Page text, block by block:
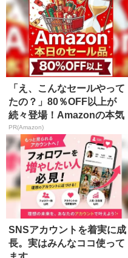
「え、こんなセールやって
たの？」80％OFF以上が
続々登場！Amazonの本気
が...
PR(Amazon)
SNSアカウントを着実に成
長。実はみんなココ使って